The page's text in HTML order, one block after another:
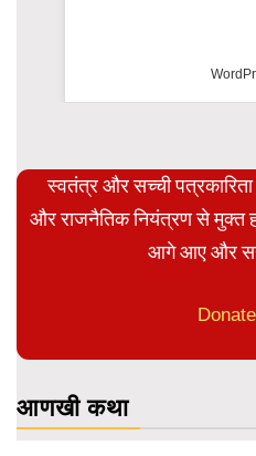
स्वतंत्र और सच्ची
और राजनैतिक नियंत्रण से मुक्त
आगे आए और
आणखी कथा